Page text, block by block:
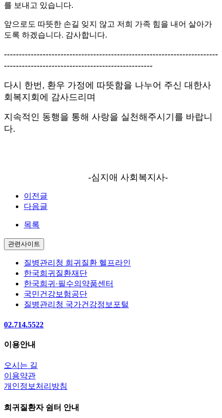
를 보내고 있습니다.
앞으로도 따뜻한 손길 잊지 않고 저희 가족 힘을 내어 살아가
도록 하겠습니다. 감사합니다.
------------------------------------------------------------------------
--------------------------------------------------
다시 한번 , 환우 가정에 따뜻함을 나누어 주신 대한사
회복지회에 감사드리며
지속적인 동행을 통해 사랑을 실천해주시기를 바랍니
다.
-심지애 사회복지사-
이전글
다음글
목록
관련사이트
질병관리청 희귀질환 헬프라인
한국희귀질환재단
한국희귀·필수의약품센터
국민건강보험공단
질병관리청 국가건강정보포털
02.714.5522
이용안내
오시는 길
이용약관
개인정보처리방침
희귀질환자 쉼터 안내